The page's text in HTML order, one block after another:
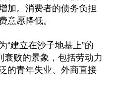
加。消费者的债务负担
意愿降低。
“建立在沙子地基上”的
衰败的景象，包括劳动力
的青年失业、外商直接